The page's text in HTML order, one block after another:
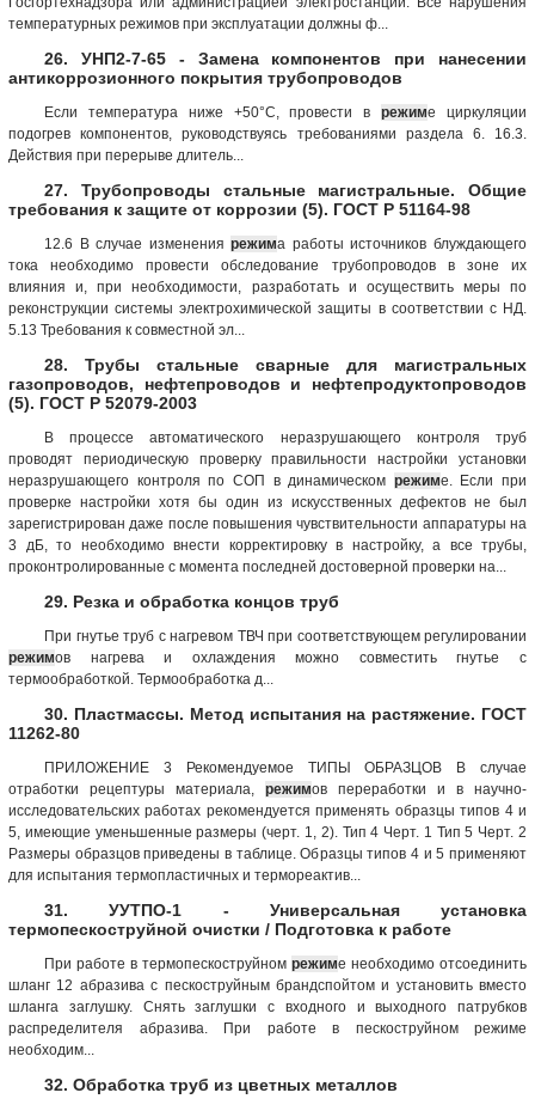
температурных режимов при эксплуатации должны ф...
26. УНП2-7-65 - Замена компонентов при нанесении
антикоррозионного покрытия трубопроводов
Если температура ниже +50°С, провести врежиме циркуляции
подогрев компонентов, руководствуясь требованиями раздела 6. 16.3.
Действия при перерыве длитель...
27. Трубопроводы стальные магистральные. Общие
требования к защите от коррозии (5). ГОСТ Р 51164-98
12.6 В случае изменениярежима работы источников блуждающего
тока необходимо провести обследование трубопроводов в зоне их
влияния и, при необходимости, разработать и осуществить меры по
реконструкции системы электрохимической защиты в соответствии с НД.
5.13 Требования к совместной эл...
28. Трубы стальные сварные для магистральных
газопроводов, нефтепроводов и нефтепродуктопроводов
(5). ГОСТ Р 52079-2003
В процессе автоматического неразрушающего контроля труб
проводят периодическую проверку правильности настройки установки
неразрушающего контроля по СОП в динамическом режиме. Если при
проверке настройки хотя бы один из искусственных дефектов не был
зарегистрирован даже после повышения чувствительности аппаратуры на
3 дБ, то необходимо внести корректировку в настройку, а все трубы,
проконтролированные с момента последней достоверной проверки на...
29. Резка и обработка концов труб
При гнутье труб с нагревом ТВЧ при соответствующем регулировании
режимов нагрева и охлаждения можно совместить гнутье с
термообработкой. Термообработка д...
30. Пластмассы. Метод испытания на растяжение. ГОСТ
11262-80
ПРИЛОЖЕНИЕ 3 Рекомендуемое ТИПЫ ОБРАЗЦОВ В случае
отработки рецептуры материала, режимов переработки и в научно-
исследовательских работах рекомендуется применять образцы типов 4 и
5, имеющие уменьшенные размеры (черт. 1, 2). Тип 4 Черт. 1 Тип 5 Черт. 2
Размеры образцов приведены в таблице. Образцы типов 4 и 5 применяют
для испытания термопластичных и термореактив...
31. УУТПО-1 - Универсальная установка
термопескоструйной очистки / Подготовка к работе
При работе в термопескоструйном режиме необходимо отсоединить
шланг 12 абразива с пескоструйным брандспойтом и установить вместо
шланга заглушку. Снять заглушки с входного и выходного патрубков
распределителя абразива. При работе в пескоструйном режиме
необходим...
32. Обработка труб из цветных металлов